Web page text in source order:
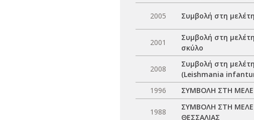
2005 Συμβολή στη
2001
Συμβολή στη
σκύλο
2008
Συμβολή στη
(Leishmania
1996
ΣΥΜΒΟΛΗ ΣΤΗ
1988
ΣΥΜΒΟΛΗ ΣΤΗ
ΘΕΣΣΑΛΙΑΣ